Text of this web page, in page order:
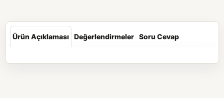
Ürün Açıklaması Değerlendirmeler Soru Cevap